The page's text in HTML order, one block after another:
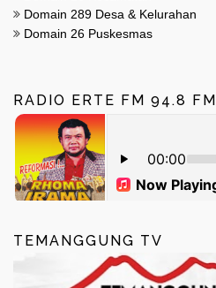
Domain 289 Desa & Kelurahan
Domain 26 Puskesmas
RADIO ERTE FM 94.8 FM
TEMANGGUNG TV